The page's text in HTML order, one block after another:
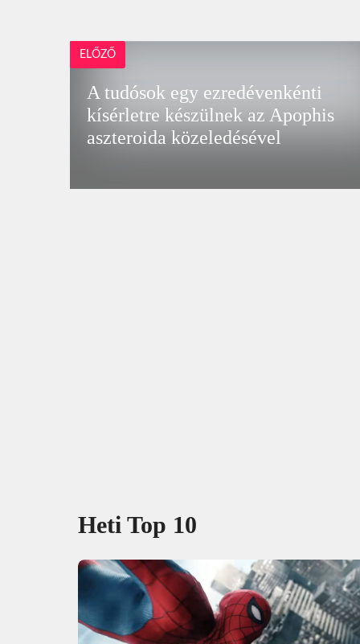
ELŐZŐ
A tudósok egy ezredévenkénti
kísérletre készülnek az Apophis
aszteroida közeledésével
Heti Top 10